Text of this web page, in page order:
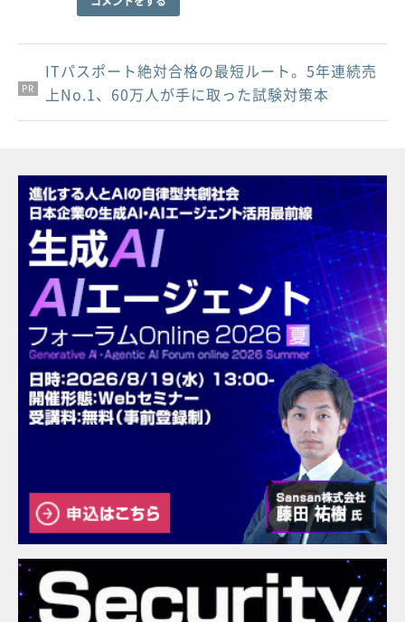
PR
PR
PR
ITパスポート絶対合格の最短ルート。5年連続売
上No.1、60万人が手に取った試験対策本